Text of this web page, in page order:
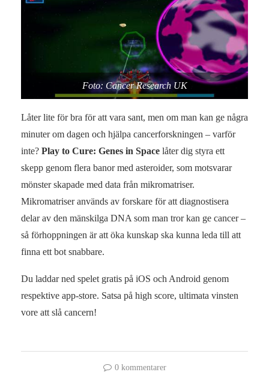
Foto: Cancer Research UK
Låter lite för bra för att vara sant, men om man kan ge några
minuter om dagen och hjälpa cancerforskningen – varför
inte? Play to Cure: Genes in Space låter dig styra ett
skepp genom flera banor med asteroider, som motsvarar
mönster skapade med data från mikromatriser.
Mikromatriser används av forskare för att diagnostisera
delar av den mänskilga DNA som man tror kan ge cancer –
så förhoppningen är att öka kunskap ska kunna leda till att
finna ett bot snabbare.
Du laddar ned spelet gratis på iOS och Android genom
respektive app-store. Satsa på high score, ultimata vinsten
vore att slå cancern!
0 kommentarer